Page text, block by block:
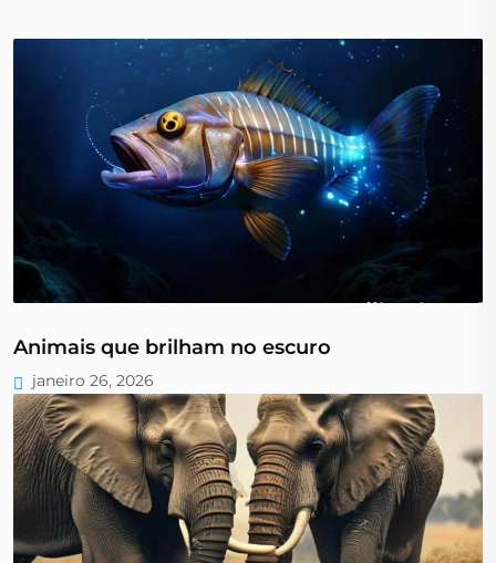
Animais que brilham no escuro
janeiro 26, 2026